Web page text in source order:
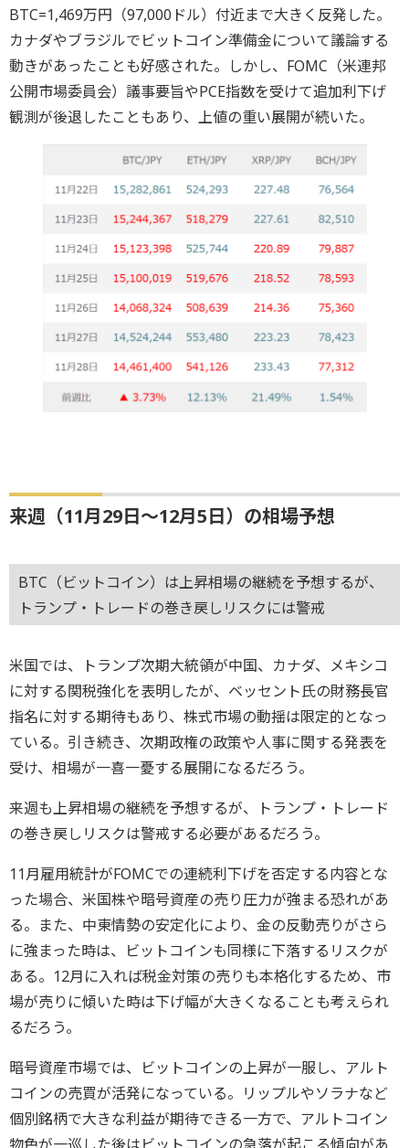
BTC=1,469万円（97,000ドル）付近まで大きく反発した。
カナダやブラジルでビットコイン準備金について議論する
動きがあったことも好感された。しかし、FOMC（米連邦
公開市場委員会）議事要旨やPCE指数を受けて追加利下げ
観測が後退したこともあり、上値の重い展開が続いた。
来週（11月29日～12月5日）の相場予想
BTC（ビットコイン）は上昇相場の継続を予想するが、
トランプ・トレードの巻き戻しリスクには警戒
米国では、トランプ次期大統領が中国、カナダ、メキシコ
に対する関税強化を表明したが、ベッセント氏の財務長官
指名に対する期待もあり、株式市場の動揺は限定的となっ
ている。引き続き、次期政権の政策や人事に関する発表を
受け、相場が一喜一憂する展開になるだろう。
来週も上昇相場の継続を予想するが、トランプ・トレード
の巻き戻しリスクは警戒する必要があるだろう。
11月雇用統計がFOMCでの連続利下げを否定する内容とな
った場合、米国株や暗号資産の売り圧力が強まる恐れがあ
る。また、中東情勢の安定化により、金の反動売りがさら
に強まった時は、ビットコインも同様に下落するリスクが
ある。12月に入れば税金対策の売りも本格化するため、市
場が売りに傾いた時は下げ幅が大きくなることも考えられ
るだろう。
暗号資産市場では、ビットコインの上昇が一服し、アルト
コインの売買が活発になっている。リップルやソラナなど
個別銘柄で大きな利益が期待できる一方で、アルトコイン